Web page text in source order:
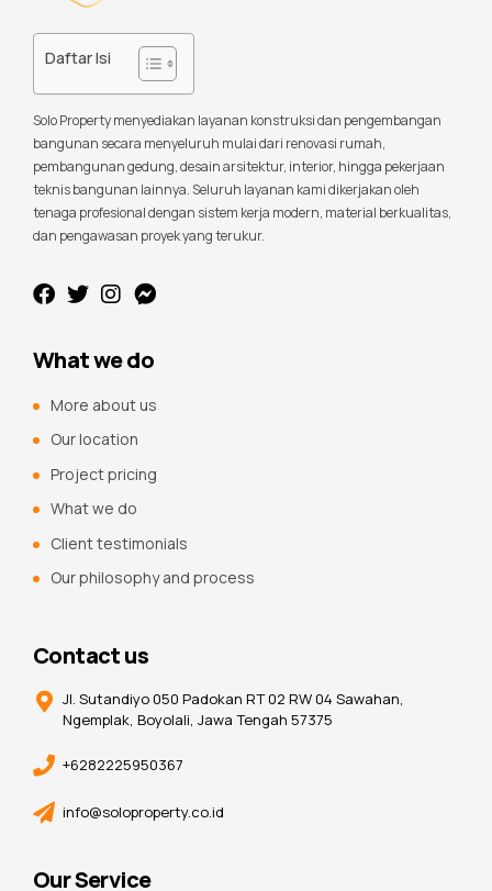
Daftar Isi
Solo Property menyediakan layanan konstruksi dan pengembangan
bangunan secara menyeluruh mulai dari renovasi rumah,
pembangunan gedung, desain arsitektur, interior, hingga pekerjaan
teknis bangunan lainnya. Seluruh layanan kami dikerjakan oleh
tenaga profesional dengan sistem kerja modern, material berkualitas,
dan pengawasan proyek yang terukur.
What we do
More about us
Our location
Project pricing
What we do
Client testimonials
Our philosophy and process
Contact us
Jl. Sutandiyo 050 Padokan RT 02 RW 04 Sawahan,
Ngemplak, Boyolali, Jawa Tengah 57375
+6282225950367
info@soloproperty.co.id
Our Service